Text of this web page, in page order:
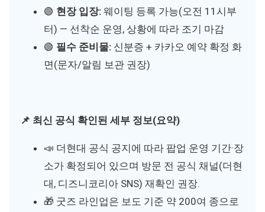
🟢 현장 입장: 웨이팅 등록 가능(오전 11시부
터) — 선착순 운영, 상황에 따라 조기 마감
🟢 필수 준비물: 신분증 + 카카오 예약 확정 화
면(문자/알림 보관 권장)
📌 최신 공식 확인된 세부 정보(요약)
📣 더현대 공식 공지에 따라 팝업 운영 기간·장
소가 확정되어 있으며 방문 전 공식 채널(더현
대, 디즈니코리아 SNS) 재확인 권장.
🎁 굿즈 라인업은 보도 기준 약 200여 종으로